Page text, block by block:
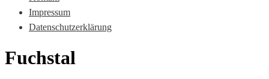
Impressum
Datenschutzerklärung
Fuchstal